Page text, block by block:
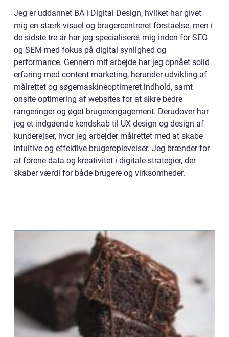
Jeg er uddannet BA i Digital Design, hvilket har givet
mig en stærk visuel og brugercentreret forståelse, men i
de sidste tre år har jeg specialiseret mig inden for SEO
og SEM med fokus på digital synlighed og
performance. Gennem mit arbejde har jeg opnået solid
erfaring med content marketing, herunder udvikling af
målrettet og søgemaskineoptimeret indhold, samt
onsite optimering af websites for at sikre bedre
rangeringer og øget brugerengagement. Derudover har
jeg et indgående kendskab til UX design og design af
kunderejser, hvor jeg arbejder målrettet med at skabe
intuitive og effektive brugeroplevelser. Jeg brænder for
at forene data og kreativitet i digitale strategier, der
skaber værdi for både brugere og virksomheder.